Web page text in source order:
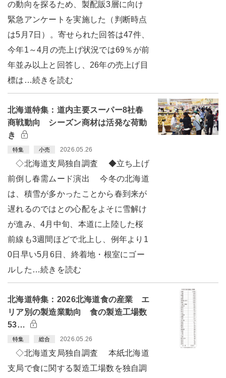
の動向を探るため、製配販3層に向け
緊急アンケートを実施した（判断時点
は5月7日）。寄せられた回答は47件、
今年1～4月の売上げ状況では69％が前
年並み以上と回答し、26年の売上げ目
標は…続きを読む
北海道特集：道内主要スーパー8社春
商戦動向 シーズン商材は活発な荷動
き
特集 小売 2026.05.26
◇北海道支局独自調査 ◆立ち上げ
前倒し春需ムード演出 今冬の北海道
は、積雪が多かったことから春到来が
遅れるのではとの心配をよそに雪解け
が進み、4月中旬、本道に上陸した桜
前線も3週間ほどで北上し、例年より1
0日早い5月6日、終着地・根室にゴー
ルした…続きを読む
北海道特集：2026北海道食の産業 エ
リア別の製造業動向 食の製造工場数
53…
特集 総合 2026.05.26
◇北海道支局独自調査 本紙北海道
支局で食に関する製造工場数を独自調